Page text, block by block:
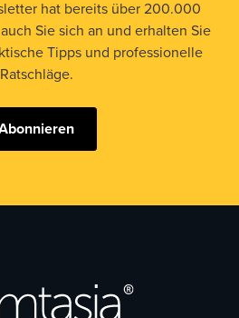
hat bereits über 200.000
Sie sich an und erhalten Sie
Tipps und professionelle
Ratschläge.